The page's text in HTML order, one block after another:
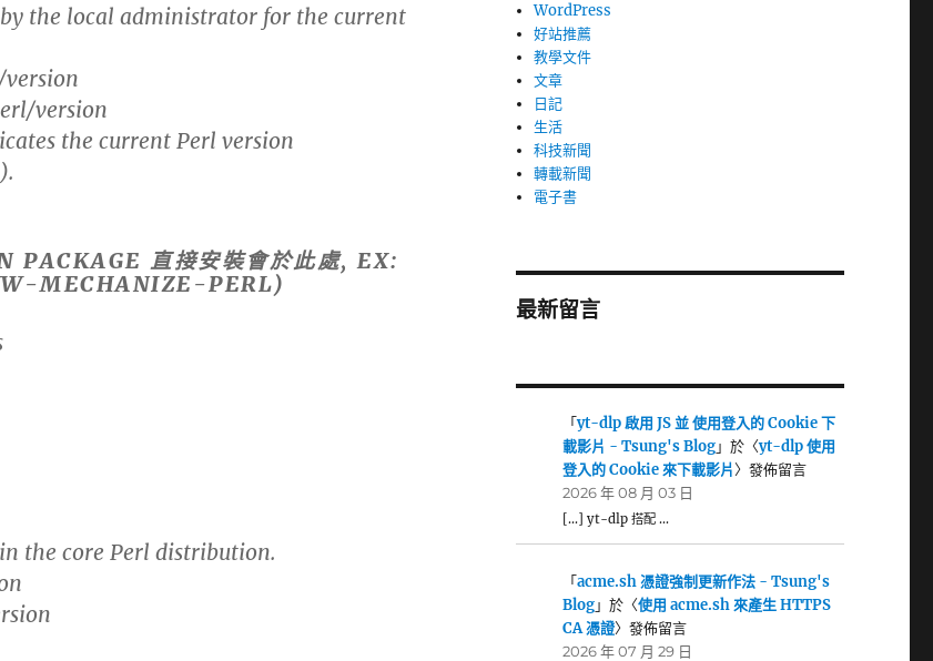
the local administrator for the current
version
the current Perl version
PACKAGE 直接安裝會於此處, EX:
MECHANIZE-PERL)
the core Perl distribution.
WordPress
好站推薦
教學文件
文章
日記
生活
科技新聞
轉載新聞
電子書
最新留言
「yt-dlp 啟用 JS 並 使用登入的 Cookie 下
載影片 - Tsung's Blog」於〈yt-dlp 使用
登入的 Cookie 來下載影片〉發佈留言
2026 年 08 月 03 日
[…] yt-dlp 搭配 …
「acme.sh 憑證強制更新作法 - Tsung's
Blog」於〈使用 acme.sh 來產生 HTTPS
CA 憑證〉發佈留言
2026 年 07 月 29 日